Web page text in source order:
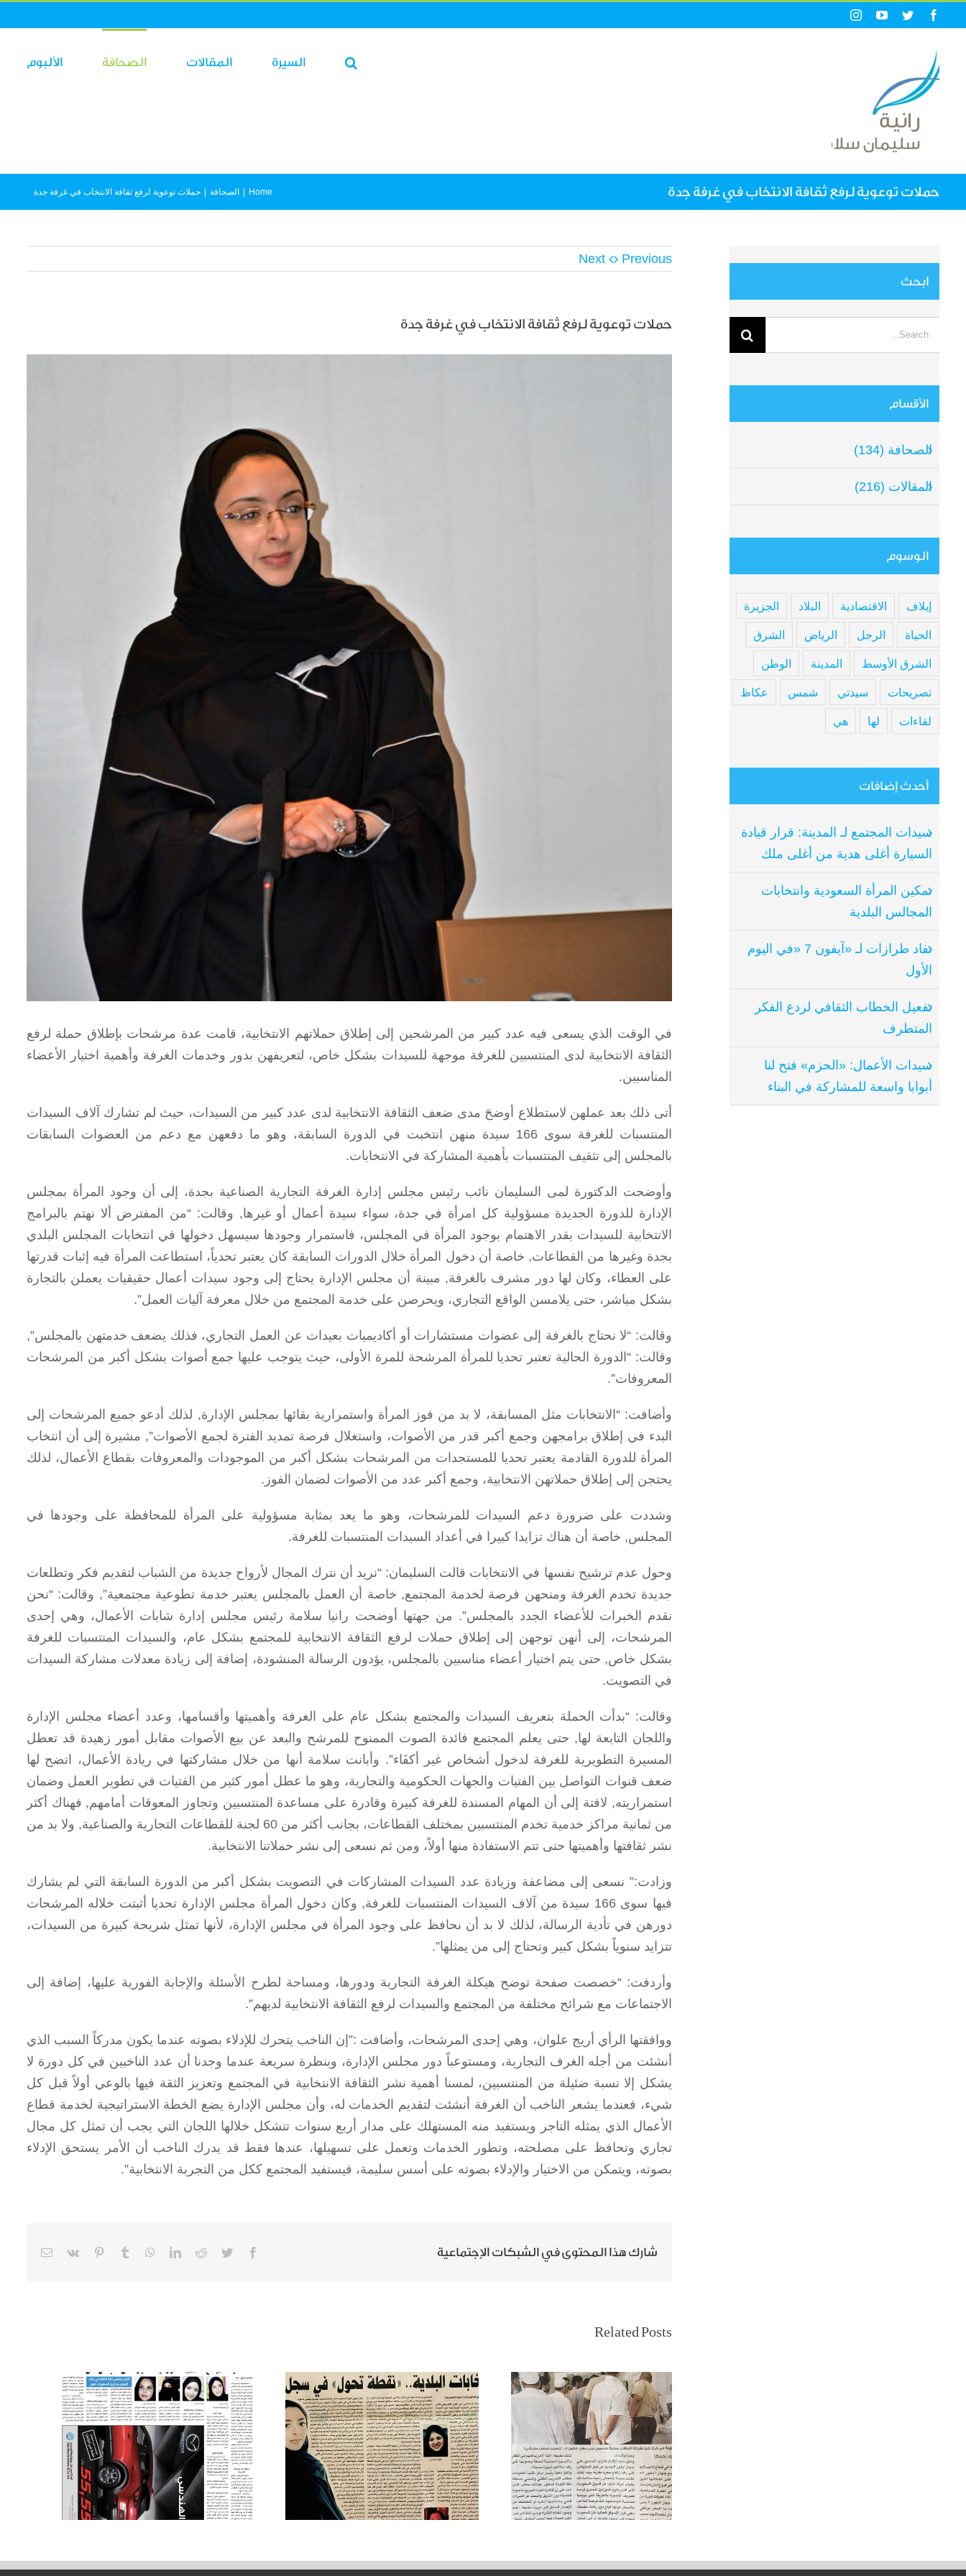
to
content
Facebook
Twitter
YouTube
Instagram
الألبوم الصحافة المقالات السيرة
حملات توعوية لرفع ثقافة الانتخاب في غرفة جدة Home الصحافة حملات توعوية لرفع ثقافة الانتخاب في غرفة جدة
Previous
Next
حملات توعوية لرفع ثقافة الانتخاب في غرفة جدة
في الوقت الذي يسعى فيه عدد كبير من المرشحين إلى إطلاق حملاتهم الانتخابية، قامت عدة مرشحات بإطلاق حملة لرفع
الثقافة الانتخابية لدى المنتسبين للغرفة موجهة للسيدات بشكل خاص، لتعريفهن بدور وخدمات الغرفة وأهمية اختيار الأعضاء
المناسبين.
أتى ذلك بعد عملهن لاستطلاع أوضحَ مدى ضعف الثقافة الانتخابية لدى عدد كبير من السيدات، حيث لم تشارك آلاف السيدات
المنتسبات للغرفة سوى 166 سيدة منهن انتخبت في الدورة السابقة، وهو ما دفعهن مع دعم من العضوات السابقات
بالمجلس إلى تثقيف المنتسبات بأهمية المشاركة في الانتخابات.
وأوضحت الدكتورة لمى السليمان نائب رئيس مجلس إدارة الغرفة التجارية الصناعية بجدة، إلى أن وجود المرأة بمجلس
الإدارة للدورة الجديدة مسؤولية كل امرأة في جدة، سواء سيدة أعمال أو غيرها, وقالت: “من المفترض ألا نهتم بالبرامج
الانتخابية للسيدات بقدر الاهتمام بوجود المرأة في المجلس، فاستمرار وجودها سيسهل دخولها في انتخابات المجلس البلدي
بجدة وغيرها من القطاعات, خاصة أن دخول المرأة خلال الدورات السابقة كان يعتبر تحدياً، استطاعت المرأة فيه إثبات قدرتها
على العطاء، وكان لها دور مشرف بالغرفة, مبينة أن مجلس الإدارة يحتاج إلى وجود سيدات أعمال حقيقيات يعملن بالتجارة
بشكل مباشر، حتى يلامسن الواقع التجاري، ويحرصن على خدمة المجتمع من خلال معرفة آليات العمل”.
وقالت: “لا نحتاج بالغرفة إلى عضوات مستشارات أو أكاديميات بعيدات عن العمل التجاري، فذلك يضعف خدمتهن بالمجلس”,
وقالت: “الدورة الحالية تعتبر تحديا للمرأة المرشحة للمرة الأولى، حيث يتوجب عليها جمع أصوات بشكل أكبر من المرشحات
المعروفات”.
وأضافت: “الانتخابات مثل المسابقة، لا بد من فوز المرأة واستمرارية بقائها بمجلس الإدارة, لذلك أدعو جميع المرشحات إلى
البدء في إطلاق برامجهن وجمع أكبر قدر من الأصوات، واستغلال فرصة تمديد الفترة لجمع الأصوات”, مشيرة إلى أن انتخاب
المرأة للدورة القادمة يعتبر تحديا للمستجدات من المرشحات بشكل أكبر من الموجودات والمعروفات بقطاع الأعمال، لذلك
يحتجن إلى إطلاق حملاتهن الانتخابية، وجمع أكبر عدد من الأصوات لضمان الفوز.
وشددت على ضرورة دعم السيدات للمرشحات، وهو ما يعد بمثابة مسؤولية على المرأة للمحافظة على وجودها في
المجلس, خاصة أن هناك تزايدا كبيرا في أعداد السيدات المنتسبات للغرفة.
وحول عدم ترشيح نفسها في الانتخابات قالت السليمان: “نريد أن نترك المجال لأرواح جديدة من الشباب لتقديم فكر وتطلعات
جديدة تخدم الغرفة ومنحهن فرصة لخدمة المجتمع, خاصة أن العمل بالمجلس يعتبر خدمة تطوعية مجتمعية”, وقالت: “نحن
نقدم الخبرات للأعضاء الجدد بالمجلس”. من جهتها أوضحت رانيا سلامة رئيس مجلس إدارة شابات الأعمال، وهي إحدى
المرشحات، إلى أنهن توجهن إلى إطلاق حملات لرفع الثقافة الانتخابية للمجتمع بشكل عام، والسيدات المنتسبات للغرفة
بشكل خاص, حتى يتم اختيار أعضاء مناسبين بالمجلس، يؤدون الرسالة المنشودة، إضافة إلى زيادة معدلات مشاركة السيدات
في التصويت.
وقالت: “بدأت الحملة بتعريف السيدات والمجتمع بشكل عام على الغرفة وأهميتها وأقسامها، وعدد أعضاء مجلس الإدارة
واللجان التابعة لها, حتى يعلم المجتمع فائدة الصوت الممنوح للمرشح والبعد عن بيع الأصوات مقابل أمور زهيدة قد تعطل
المسيرة التطويرية للغرفة لدخول أشخاص غير أكفَاء”. وأبانت سلامة أنها من خلال مشاركتها في ريادة الأعمال، اتضح لها
ضعف قنوات التواصل بين الفتيات والجهات الحكومية والتجارية، وهو ما عطل أمور كثير من الفتيات في تطوير العمل وضمان
استمراريته, لافتة إلى أن المهام المسندة للغرفة كبيرة وقادرة على مساعدة المنتسبين وتجاوز المعوقات أمامهم, فهناك أكثر
من ثمانية مراكز خدمية تخدم المنتسبين بمختلف القطاعات، بجانب أكثر من 60 لجنة للقطاعات التجارية والصناعية, ولا بد من
نشر ثقافتها وأهميتها حتى تتم الاستفادة منها أولاً، ومن ثم نسعى إلى نشر حملاتنا الانتخابية.
وزادت:” نسعى إلى مضاعفة وزيادة عدد السيدات المشاركات في التصويت بشكل أكبر من الدورة السابقة التي لم يشارك
فيها سوى 166 سيدة من آلاف السيدات المنتسبات للغرفة, وكان دخول المرأة مجلس الإدارة تحديا أثبتت خلاله المرشحات
دورهن في تأدية الرسالة، لذلك لا بد أن نحافظ على وجود المرأة في مجلس الإدارة، لأنها تمثل شريحة كبيرة من السيدات،
تتزايد سنوياً بشكل كبير وتحتاج إلى من يمثلها”.
وأردفت: “خصصت صفحة توضح هيكلة الغرفة التجارية ودورها، ومساحة لطرح الأسئلة والإجابة الفورية عليها، إضافة إلى
الاجتماعات مع شرائح مختلفة من المجتمع والسيدات لرفع الثقافة الانتخابية لديهم”.
ووافقتها الرأي أريج علوان، وهي إحدى المرشحات، وأضافت :”إن الناخب يتحرك للإدلاء بصوته عندما يكون مدركاً السبب الذي
أنشئت من أجله الغرف التجارية، ومستوعباً دور مجلس الإدارة، وبنظرة سريعة عندما وجدنا أن عدد الناخبين في كل دورة لا
يشكل إلا نسبة ضئيلة من المنتسبين، لمسنا أهمية نشر الثقافة الانتخابية في المجتمع وتعزيز الثقة فيها بالوعي أولاً قبل كل
شيء، فعندما يشعر الناخب أن الغرفة أنشئت لتقديم الخدمات له، وأن مجلس الإدارة يضع الخطة الاستراتيجية لخدمة قطاع
الأعمال الذي يمثله التاجر ويستفيد منه المستهلك على مدار أربع سنوات تتشكل خلالها اللجان التي يجب أن تمثل كل مجال
تجاري وتحافظ على مصلحته، وتطور الخدمات وتعمل على تسهيلها، عندها فقط قد يدرك الناخب أن الأمر يستحق الإدلاء
بصوته، ويتمكن من الاختيار والإدلاء بصوته على أسس سليمة، فيستفيد المجتمع ككل من التجربة الانتخابية”.
شارك هذا المحتوى في الشبكات الإجتماعية Facebook
Twitter
Reddit
LinkedIn
WhatsApp
Tumblr
Pinterest
Vk
Email
Related Posts
اليوم الأول
ابحث
الأقسام
الصحافة (134)
المقالات (216)
الوسوم
إيلاف الاقتصادية البلاد الجزيرة
الحياة الرجل الرياض الشرق
الشرق الأوسط المدينة الوطن
تصريحات سيدتي شمس عكاظ
لقاءات لها هي
أحدث إضافات
سيدات المجتمع لـ المدينة: قرار قيادة
السيارة أغلى هدية من أغلى ملك
تمكين المرأة السعودية وانتخابات
المجالس البلدية
نفاد طرازات لـ «آيفون 7 «في اليوم
الأول
تفعيل الخطاب الثقافي لردع الفكر
المتطرف
سيدات الأعمال: «الحزم» فتح لنا
أبوابا واسعة للمشاركة في البناء